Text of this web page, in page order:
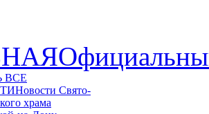
ВСЕ
Новости Свято-
храма